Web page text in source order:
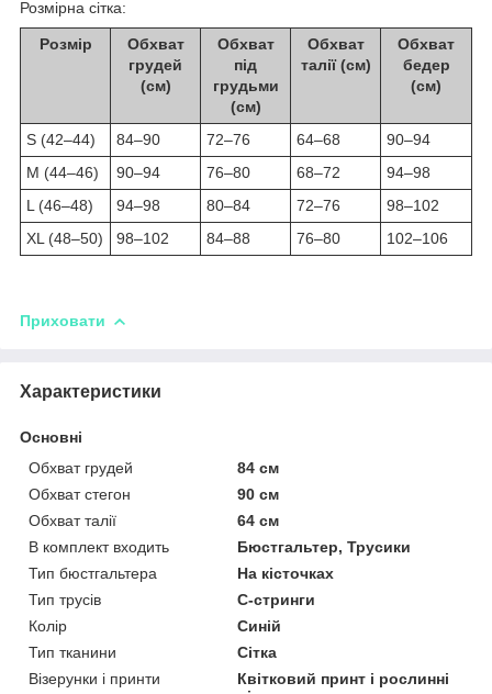
Розмірна сітка:
Розмір
Обхват
грудей
(см)
Обхват
під
грудьми
(см)
Обхват
талії (см)
Обхват
бедер
(см)
S (42–44) 84–90 72–76 64–68
90–94
M (44–46)
90–94 76–80 68–72
94–98
L (46–48)
94–98 80–84 72–76
98–102
XL (48–50)
98–102 84–88 76–80 102–106
Приховати
Характеристики
Основні
Обхват грудей
84 см
Обхват стегон
90 см
Обхват талії
64 см
В комплект входить
Бюстгальтер, Трусики
Тип бюстгальтера
На кісточках
Тип трусів
C-стринги
Колір
Синій
Тип тканини
Сітка
Візерунки і принти
Квітковий принт і рослинні